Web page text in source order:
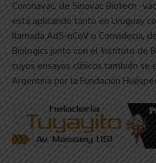
Coronavac, de Sinovac Biotech -
está aplicando tanto en Uruguay
llamada Ad5-nCoV o Convidecia,
Biologics junto con el Instituto de
cuyos ensayos clínicos también se
Argentina por la Fundación